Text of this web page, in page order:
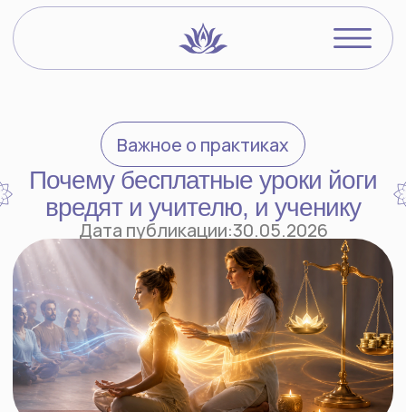
Видеокурсы
Почему бесплатные уроки йоги
вредят и учителю, и ученику
Дата публикации:30.05.2026
Светлана задала вопрос
Я учитель Хатха-йоги, всё время мучает
вопрос: можно ли давать уроки
бесплатно?